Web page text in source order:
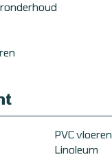
PVC vloeren
Linoleum